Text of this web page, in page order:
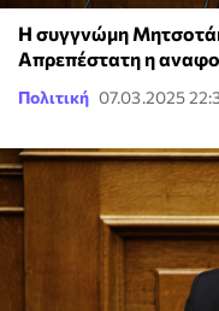
Η συγγνώμη
Απρεπέστατη η
Πολιτική 07.03.2025